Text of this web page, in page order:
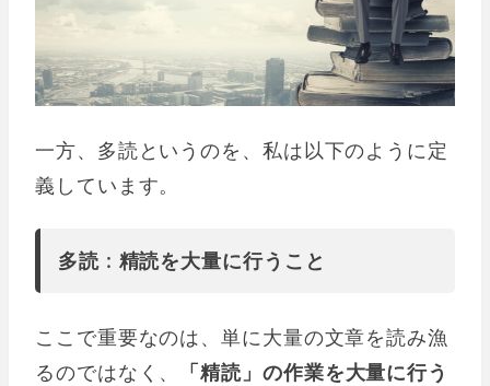
一方、多読というのを、私は以下のように定
義しています。
多読 : 精読を大量に行うこと
ここで重要なのは、単に大量の文章を読み漁
るのではなく、
「精読」の作業を大量に行う